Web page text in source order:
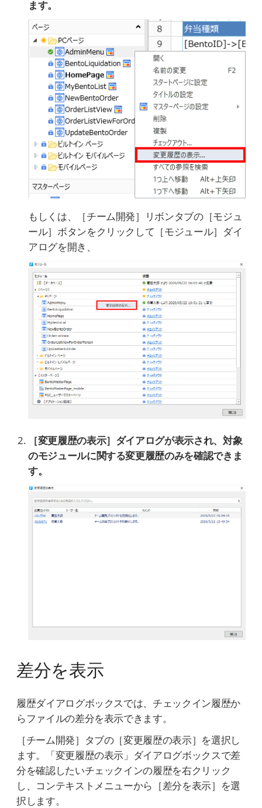
ます。
もしくは、［チーム開発］リボンタブの［モジュ
ール］ボタンをクリックして［モジュール］ダイ
アログを開き、
［変更履歴の表示］ダイアログが表示され、対象
のモジュールに関する変更履歴のみを確認できま
す。
差分を表示
履歴ダイアログボックスでは、チェックイン履歴か
らファイルの差分を表示できます。
［チーム開発］タブの［変更履歴の表示］を選択し
ます。「変更履歴の表示」ダイアログボックスで差
分を確認したいチェックインの履歴を右クリック
し、コンテキストメニューから［差分を表示］を選
択します。